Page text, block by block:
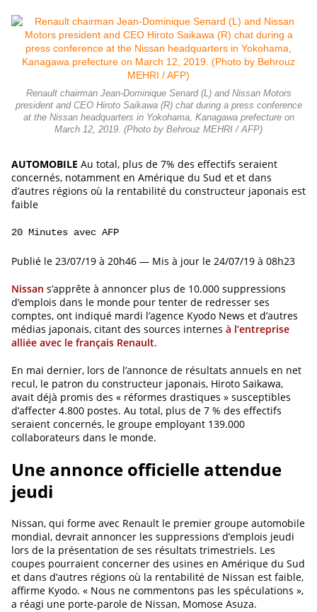
Renault chairman Jean-Dominique Senard (L) and Nissan Motors
president and CEO Hiroto Saikawa (R) chat during a press conference
at the Nissan headquarters in Yokohama, Kanagawa prefecture on
March 12, 2019. (Photo by Behrouz MEHRI / AFP)
AUTOMOBILE Au total, plus de 7% des effectifs seraient
concernés, notamment en Amérique du Sud et et dans
d’autres régions où la rentabilité du constructeur japonais est
faible
20 Minutes avec AFP
Publié le 23/07/19 à 20h46 — Mis à jour le 24/07/19 à 08h23
Nissan s’apprête à annoncer plus de 10.000 suppressions
d’emplois dans le monde pour tenter de redresser ses
comptes, ont indiqué mardi l’agence Kyodo News et d’autres
médias japonais, citant des sources internes à l’entreprise
alliée avec le français Renault.
En mai dernier, lors de l’annonce de résultats annuels en net
recul, le patron du constructeur japonais, Hiroto Saikawa,
avait déjà promis des « réformes drastiques » susceptibles
d’affecter 4.800 postes. Au total, plus de 7 % des effectifs
seraient concernés, le groupe employant 139.000
collaborateurs dans le monde.
Une annonce officielle attendue
jeudi
Nissan, qui forme avec Renault le premier groupe automobile
mondial, devrait annoncer les suppressions d’emplois jeudi
lors de la présentation de ses résultats trimestriels. Les
coupes pourraient concerner des usines en Amérique du Sud
et dans d’autres régions où la rentabilité de Nissan est faible,
affirme Kyodo. « Nous ne commentons pas les spéculations »,
a réagi une porte-parole de Nissan, Momose Asuza.